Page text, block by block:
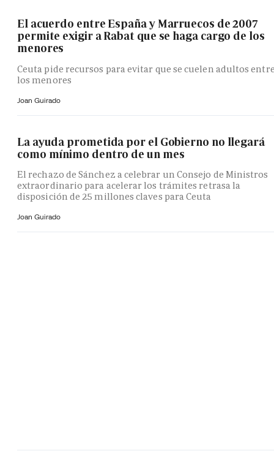
El acuerdo entre España y Marruecos de 2007
permite exigir a Rabat que se haga cargo de los
menores
Ceuta pide recursos para evitar que se cuelen adultos
los menores
Joan Guirado
La ayuda prometida por el Gobierno no llegará
como mínimo dentro de un mes
El rechazo de Sánchez a celebrar un Consejo de Ministros
extraordinario para acelerar los trámites retrasa la
disposición de 25 millones claves para Ceuta
Joan Guirado